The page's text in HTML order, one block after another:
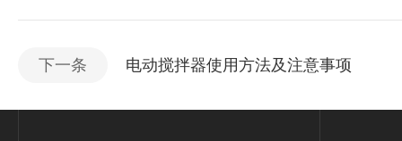
下一条 电动搅拌器使用方法及注意事项